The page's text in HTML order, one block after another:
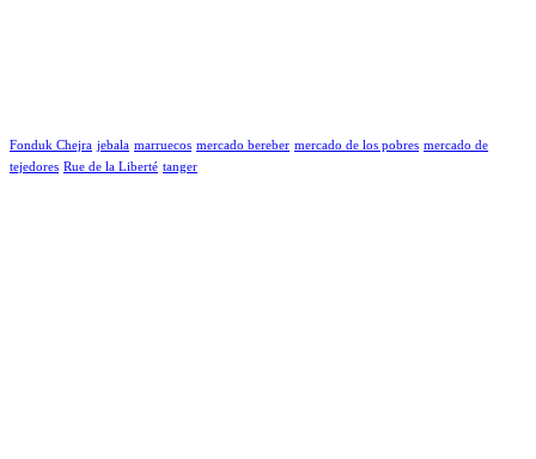
Fonduk Chejra jebala marruecos mercado bereber mercado de los pobres mercado de
tejedores Rue de la Liberté tanger